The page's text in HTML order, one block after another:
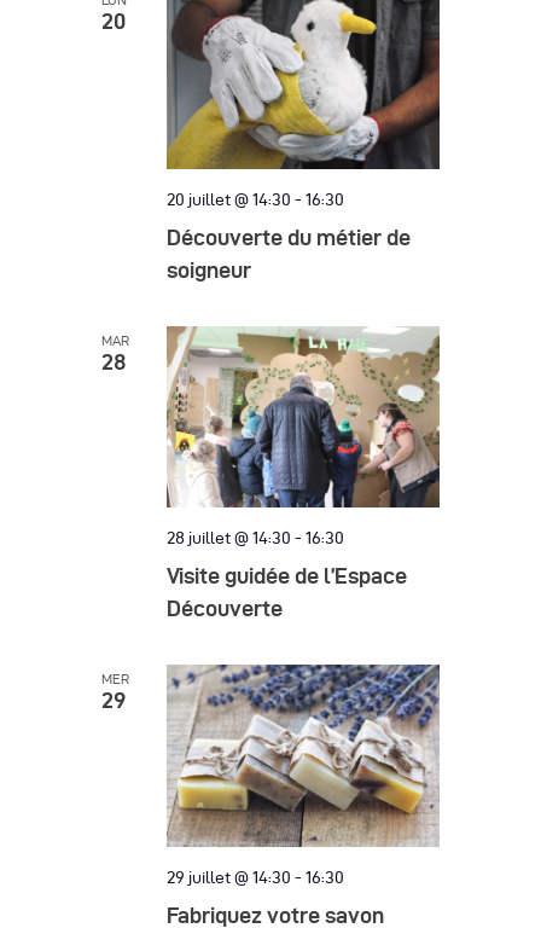
20
20 juillet @ 14:30 - 16:30
Découverte du métier de
soigneur
MAR
28
28 juillet @ 14:30 - 16:30
Visite guidée de l’Espace
Découverte
MER
29
29 juillet @ 14:30 - 16:30
Fabriquez votre savon